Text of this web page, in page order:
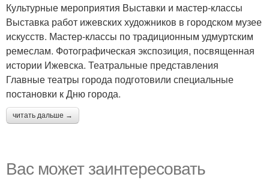
Культурные мероприятия Выставки и мастер-классы
Выставка работ ижевских художников в городском музее
искусств. Мастер-классы по традиционным удмуртским
ремеслам. Фотографическая экспозиция, посвященная
истории Ижевска. Театральные представления
Главные театры города подготовили специальные
постановки к Дню города.
читать дальше →
Вас может заинтересовать